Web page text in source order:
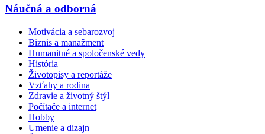
Náučná a odborná
Motivácia a sebarozvoj
Biznis a manažment
Humanitné a spoločenské vedy
História
Životopisy a reportáže
Vzťahy a rodina
Zdravie a životný štýl
Počítače a internet
Hobby
Umenie a dizajn